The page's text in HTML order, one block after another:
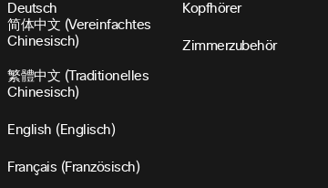
Deutsch
简体中文 (Vereinfachtes
Chinesisch)
繁體中文 (Traditionelles
Chinesisch)
English (Englisch)
Français (Französisch)
Kopfhörer
Zimmerzubehör